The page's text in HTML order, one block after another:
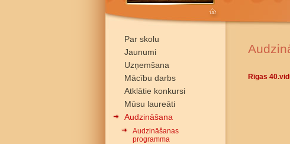
Par skolu
Jaunumi
Uzņemšana
Mācību darbs
Atklātie konkursi
Mūsu laureāti
Audzināšana
Audzināšanas
programma
Rīgas